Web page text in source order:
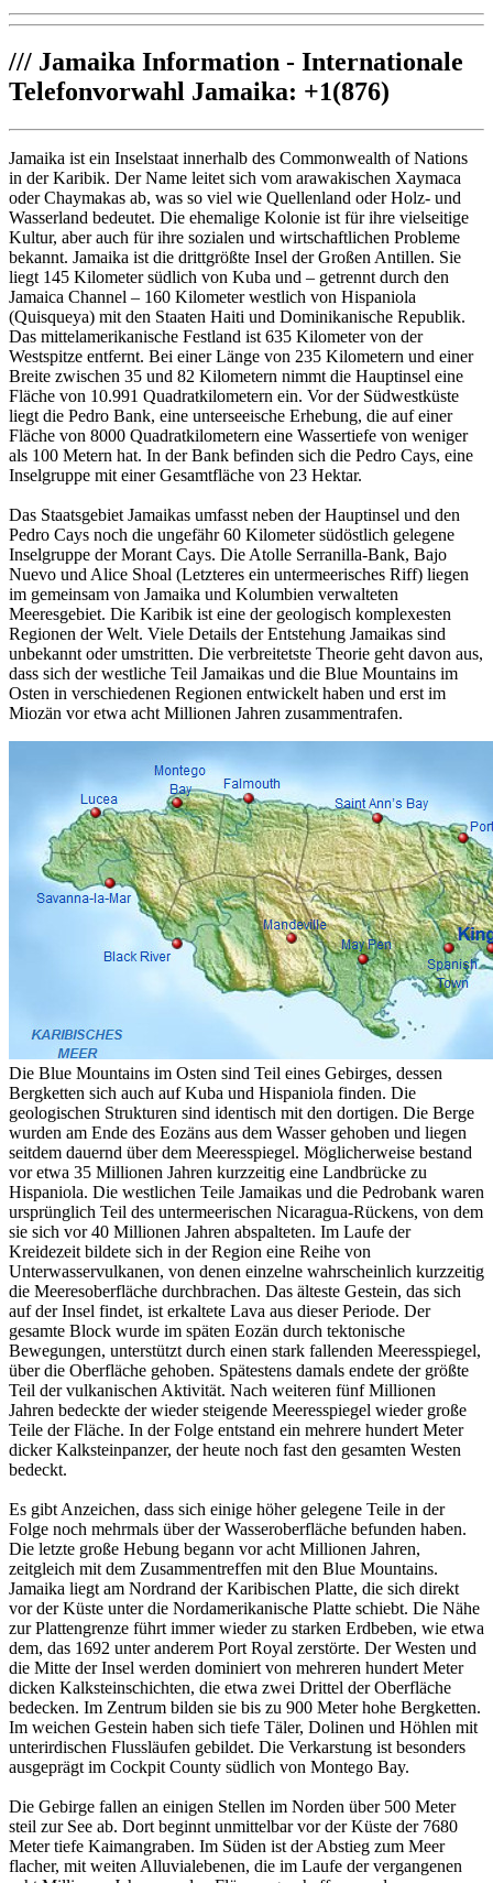
/// Jamaika Information - Internationale
Telefonvorwahl Jamaika: +1(876)
Jamaika ist ein Inselstaat innerhalb des Commonwealth of Nations
in der Karibik. Der Name leitet sich vom arawakischen Xaymaca
oder Chaymakas ab, was so viel wie Quellenland oder Holz- und
Wasserland bedeutet. Die ehemalige Kolonie ist für ihre vielseitige
Kultur, aber auch für ihre sozialen und wirtschaftlichen Probleme
bekannt. Jamaika ist die drittgrößte Insel der Großen Antillen. Sie
liegt 145 Kilometer südlich von Kuba und – getrennt durch den
Jamaica Channel – 160 Kilometer westlich von Hispaniola
(Quisqueya) mit den Staaten Haiti und Dominikanische Republik.
Das mittelamerikanische Festland ist 635 Kilometer von der
Westspitze entfernt. Bei einer Länge von 235 Kilometern und einer
Breite zwischen 35 und 82 Kilometern nimmt die Hauptinsel eine
Fläche von 10.991 Quadratkilometern ein. Vor der Südwestküste
liegt die Pedro Bank, eine unterseeische Erhebung, die auf einer
Fläche von 8000 Quadratkilometern eine Wassertiefe von weniger
als 100 Metern hat. In der Bank befinden sich die Pedro Cays, eine
Inselgruppe mit einer Gesamtfläche von 23 Hektar.
Das Staatsgebiet Jamaikas umfasst neben der Hauptinsel und den
Pedro Cays noch die ungefähr 60 Kilometer südöstlich gelegene
Inselgruppe der Morant Cays. Die Atolle Serranilla-Bank, Bajo
Nuevo und Alice Shoal (Letzteres ein untermeerisches Riff) liegen
im gemeinsam von Jamaika und Kolumbien verwalteten
Meeresgebiet. Die Karibik ist eine der geologisch komplexesten
Regionen der Welt. Viele Details der Entstehung Jamaikas sind
unbekannt oder umstritten. Die verbreitetste Theorie geht davon aus,
dass sich der westliche Teil Jamaikas und die Blue Mountains im
Osten in verschiedenen Regionen entwickelt haben und erst im
Miozän vor etwa acht Millionen Jahren zusammentrafen.
Die Blue Mountains im Osten sind Teil eines Gebirges, dessen
Bergketten sich auch auf Kuba und Hispaniola finden. Die
geologischen Strukturen sind identisch mit den dortigen. Die Berge
wurden am Ende des Eozäns aus dem Wasser gehoben und liegen
seitdem dauernd über dem Meeresspiegel. Möglicherweise bestand
vor etwa 35 Millionen Jahren kurzzeitig eine Landbrücke zu
Hispaniola. Die westlichen Teile Jamaikas und die Pedrobank waren
ursprünglich Teil des untermeerischen Nicaragua-Rückens, von dem
sie sich vor 40 Millionen Jahren abspalteten. Im Laufe der
Kreidezeit bildete sich in der Region eine Reihe von
Unterwasservulkanen, von denen einzelne wahrscheinlich kurzzeitig
die Meeresoberfläche durchbrachen. Das älteste Gestein, das sich
auf der Insel findet, ist erkaltete Lava aus dieser Periode. Der
gesamte Block wurde im späten Eozän durch tektonische
Bewegungen, unterstützt durch einen stark fallenden Meeresspiegel,
über die Oberfläche gehoben. Spätestens damals endete der größte
Teil der vulkanischen Aktivität. Nach weiteren fünf Millionen
Jahren bedeckte der wieder steigende Meeresspiegel wieder große
Teile der Fläche. In der Folge entstand ein mehrere hundert Meter
dicker Kalksteinpanzer, der heute noch fast den gesamten Westen
bedeckt.
Es gibt Anzeichen, dass sich einige höher gelegene Teile in der
Folge noch mehrmals über der Wasseroberfläche befunden haben.
Die letzte große Hebung begann vor acht Millionen Jahren,
zeitgleich mit dem Zusammentreffen mit den Blue Mountains.
Jamaika liegt am Nordrand der Karibischen Platte, die sich direkt
vor der Küste unter die Nordamerikanische Platte schiebt. Die Nähe
zur Plattengrenze führt immer wieder zu starken Erdbeben, wie etwa
dem, das 1692 unter anderem Port Royal zerstörte. Der Westen und
die Mitte der Insel werden dominiert von mehreren hundert Meter
dicken Kalksteinschichten, die etwa zwei Drittel der Oberfläche
bedecken. Im Zentrum bilden sie bis zu 900 Meter hohe Bergketten.
Im weichen Gestein haben sich tiefe Täler, Dolinen und Höhlen mit
unterirdischen Flussläufen gebildet. Die Verkarstung ist besonders
ausgeprägt im Cockpit County südlich von Montego Bay.
Die Gebirge fallen an einigen Stellen im Norden über 500 Meter
steil zur See ab. Dort beginnt unmittelbar vor der Küste der 7680
Meter tiefe Kaimangraben. Im Süden ist der Abstieg zum Meer
flacher, mit weiten Alluvialebenen, die im Laufe der vergangenen